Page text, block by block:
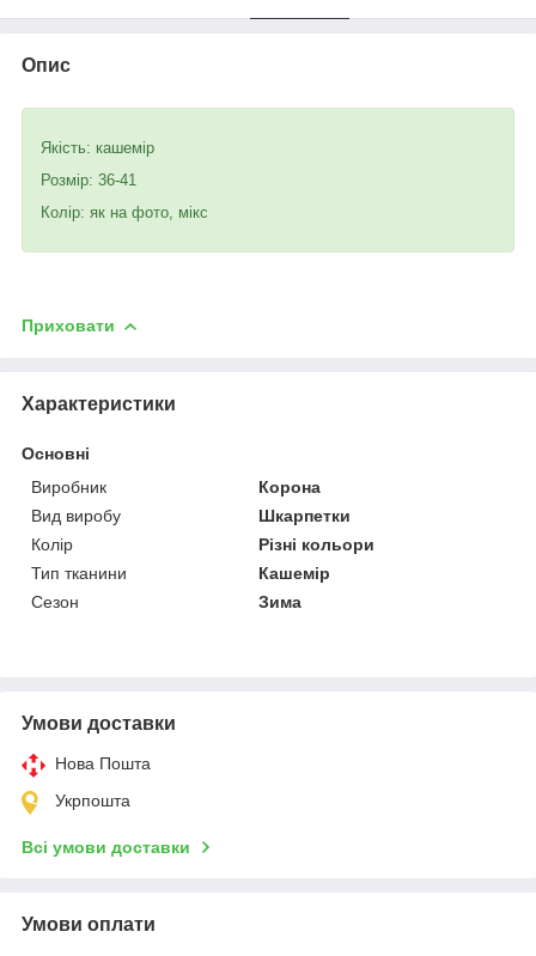
Опис
Якість: кашемір
Розмір: 36-41
Колір: як на фото, мікс
Приховати
Характеристики
Основні
Виробник
Корона
Вид виробу
Шкарпетки
Колір
Різні кольори
Тип тканини
Кашемір
Сезон
Зима
Умови доставки
Нова Пошта
Укрпошта
Всі умови доставки
Умови оплати